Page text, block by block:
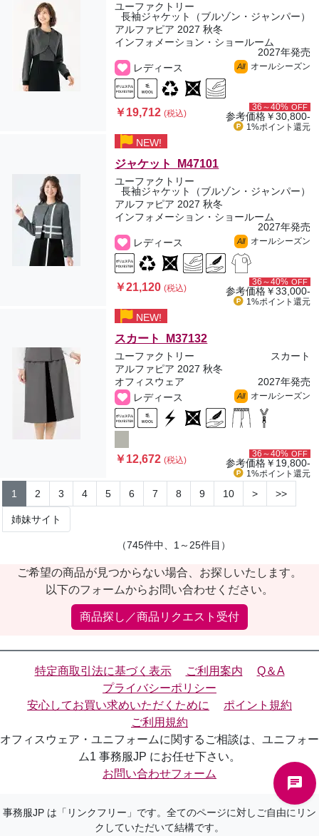
ユーファクトリー
長袖ジャケット（ブルゾン・ジャンパー）
アルファピア 2027 秋冬
インフォメーション・ショールーム
2027年発売
レディース
All オールシーズン
￥19,712(税込)
36～40% OFF
参考価格￥30,800-
1%ポイント 還元
NEW!
ジャケット M47101
ユーファクトリー
長袖ジャケット（ブルゾン・ジャンパー）
アルファピア 2027 秋冬
インフォメーション・ショールーム
2027年発売
レディース
All オールシーズン
￥21,120(税込)
36～40% OFF
参考価格￥33,000-
1%ポイント 還元
NEW!
スカート M37132
ユーファクトリー
スカート
アルファピア 2027 秋冬
オフィスウェア
2027年発売
レディース
All オールシーズン
￥12,672(税込)
36～40% OFF
参考価格￥19,800-
1%ポイント 還元
1 2 3 4 5 6 7 8 9 10 > >>
姉妹サイト
（745件中、1～25件目）
ご希望の商品が見つからない場合、お探しいたします。
以下のフォームからお問い合わせください。
商品探し／商品リクエスト受付
特定商取引法に基づく表示 ご利用案内
Q＆A
プライバシーポリシー
安心してお買い求めいただくために
ポイント規約
ご利用規約
オフィスウェア・ユニフォームに関するご相談は、ユニフォー
ム1 事務服JP にお任せ下さい。
お問い合わせフォーム
事務服JP は「リンクフリー」です。全てのページに対しご自由にリン
クしていただいて結構です。